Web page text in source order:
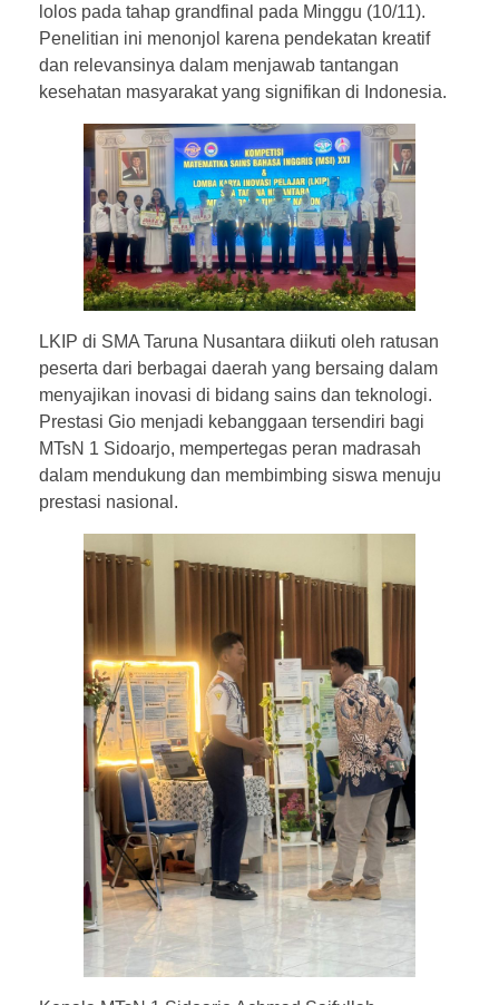
lolos pada tahap grandfinal pada Minggu (10/11).
Penelitian ini menonjol karena pendekatan kreatif
dan relevansinya dalam menjawab tantangan
kesehatan masyarakat yang signifikan di Indonesia.
LKIP di SMA Taruna Nusantara diikuti oleh ratusan
peserta dari berbagai daerah yang bersaing dalam
menyajikan inovasi di bidang sains dan teknologi.
Prestasi Gio menjadi kebanggaan tersendiri bagi
MTsN 1 Sidoarjo, mempertegas peran madrasah
dalam mendukung dan membimbing siswa menuju
prestasi nasional.